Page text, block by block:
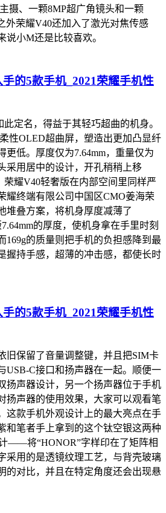
摄、一颗8MP超广角镜头和一颗
外荣耀V40还加入了激光对焦传感
说小M还是比较喜欢。
定名，得益于其轻巧超曲的机身。
性OLED超曲屏，塑造出更加凸显纤
更低。厚度仅为7.64mm，重量仅为
采用居中的设计，开孔稍稍上移
荣耀V40轻奢版在内部空间里同样严
耀终端有限公司中国区CMO姜海荣
堆叠方案，将机身厚度减薄了
的厚度，使机身拿在手里时刻
169g的质量则把手机的负担感降到最
握持手感，超薄的冲击感，都使长时
旧保留了音量调整键，并且把SIM卡
USB-C接口和扬声器在一起。顺便一
扬声器设计，另一个扬声器位于手机
扬声器的使用效果，大家可以观看笔
这款手机外观设计上的最大亮点在手
笔者手上拿到的这个钛空银这两种
——将“HONOR”字样印在了矩阵相
采用的是透镜纹理工艺，与背壳玻璃
的对比，并且在特定角度还会出现悬